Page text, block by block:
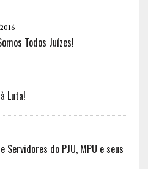
Todos Juízes!
Luta!
Servidores do PJU, MPU e seus